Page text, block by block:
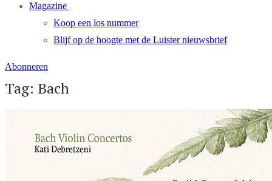
Magazine
Koop een los nummer
Blijf op de hoogte met de Luister nieuwsbrief
Abonneren
Tag: Bach